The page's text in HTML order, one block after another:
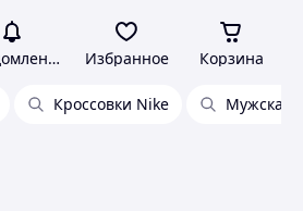
Избранное Корзина
Кроссовки Nike Мужская